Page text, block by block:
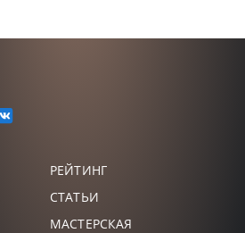
РЕЙТИНГ
СТАТЬИ
МАСТЕРСКАЯ